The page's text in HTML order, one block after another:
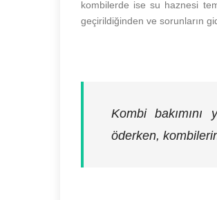
kombilerde ise su haznesi
geçirildiğinden ve sorunların
Kombi
öderken,